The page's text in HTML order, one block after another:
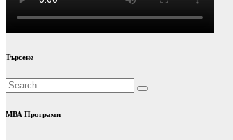
Търсене
МВА Програми